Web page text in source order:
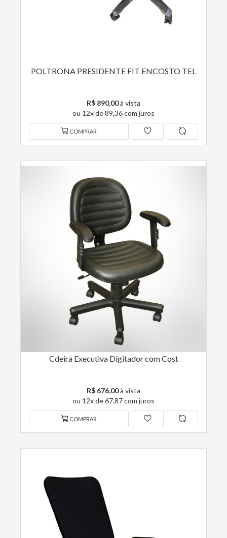
POLTRONA PRESIDENTE FIT ENCOSTO TEL
R$ 890,00à vista
ou 12x de 89,36 com juros
COMPRAR
Cdeira Executiva Digitador com Cost
R$ 676,00à vista
ou 12x de 67,87 com juros
COMPRAR